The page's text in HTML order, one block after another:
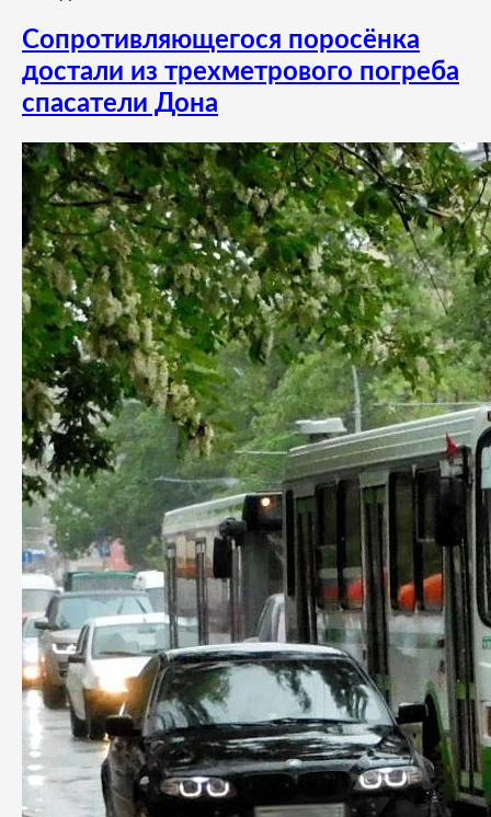
Сопротивляющегося поросёнка
достали из трехметрового погреба
спасатели Дона